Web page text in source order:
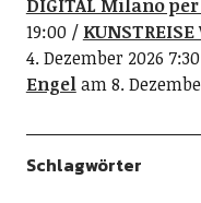
DIGITAL Milano
19:00
4. Dezember 2026 7:30
Engelam 8.
Schlagwörter